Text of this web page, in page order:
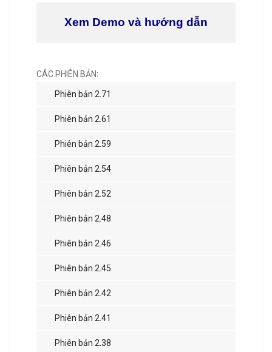
Xem Demo và hướng dẫn
CÁC PHIÊN BẢN:
Phiên bản 2.71
Phiên bản 2.61
Phiên bản 2.59
Phiên bản 2.54
Phiên bản 2.52
Phiên bản 2.48
Phiên bản 2.46
Phiên bản 2.45
Phiên bản 2.42
Phiên bản 2.41
Phiên bản 2.38